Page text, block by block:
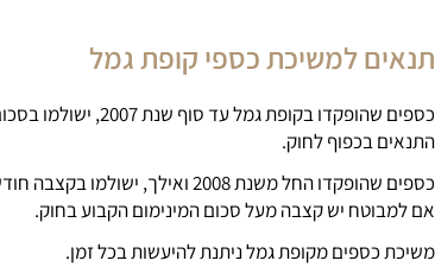
תנאים למשיכת כספי קופת גמל
כספים שהופקדו בקופת
התנאים בכפוף לחוק.
כספים שהופקדו החל משנת 2008 ואילך,
אם למבוטח יש קצבה מעל סכום המינימום הקבוע בחוק.
משיכת כספים מקופת גמל ניתנת להיעשות בכל זמן.